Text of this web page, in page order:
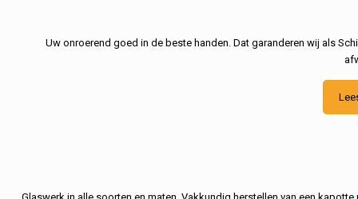
Uw onroerend goed in de beste handen. Dat garanderen wij als